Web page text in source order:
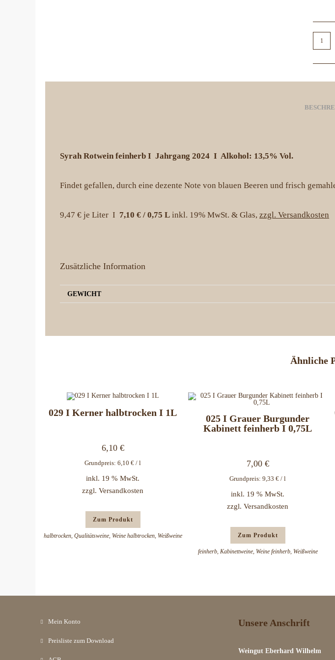
071
I
Syrah
0,75L
Syrah Rotwein feinherb I Jahrgang 2024 I Alkohol: 13,5% Vol.
Findet gefallen, durch eine dezente Note von blauen Beeren und frisch
9,47 € je Liter I 7,10 € / 0,75 L inkl. 19% MwSt. & Glas, zzgl. Versandkosten
Zusätzliche Information
GEWICHT
Ähnliche
029 I Kerner halbtrocken I 1L
6,10 €
Grundpreis: 6,10 € / l
inkl. 19 % MwSt.
zzgl. Versandkosten
Zum Produkt
halbtrocken, Qualitätsweine, Weine halbtrocken, Weißweine
025 I Grauer Burgunder
Kabinett feinherb I 0,75L
7,00 €
Grundpreis: 9,33 € / l
inkl. 19 % MwSt.
zzgl. Versandkosten
Zum Produkt
feinherb, Kabinettweine, Weine feinherb, Weißweine
Mein Konto
Preisliste zum Download
Unsere Anschrift
Weingut Eberhard Wilhelm